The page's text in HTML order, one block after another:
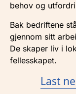
behov og
Bak bedriftene
gjennom sitt
De skaper liv i
fellesskapet.
Last